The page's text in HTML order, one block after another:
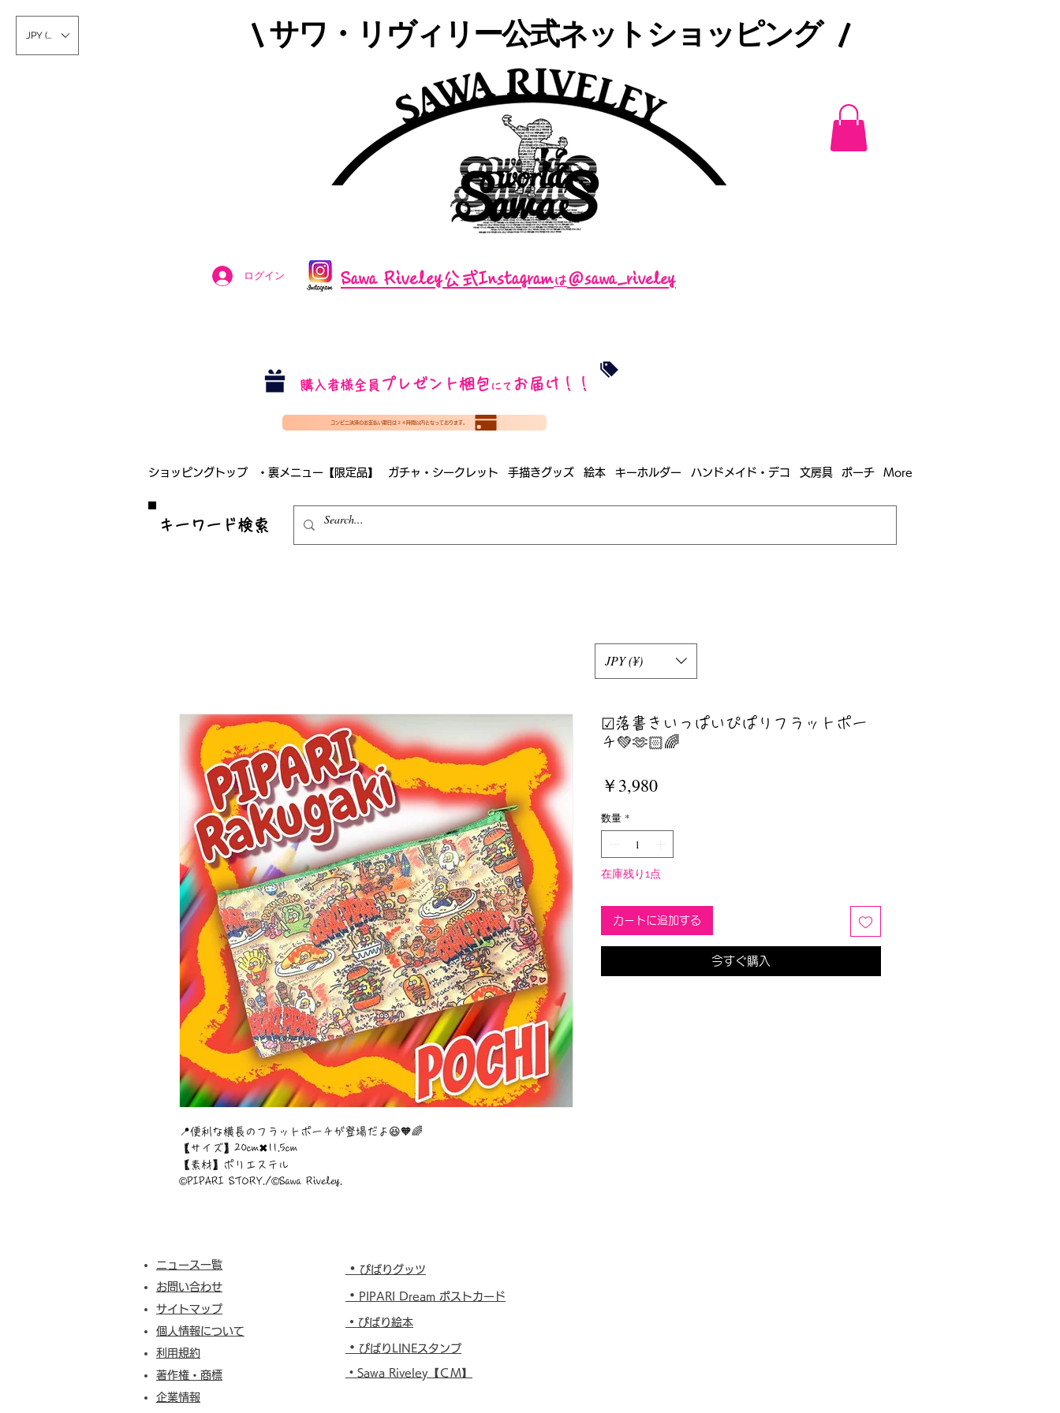
JPY (¥) \ サワ・リヴィリー公式ネットショッピング /​
Sawa Riveley公式Instagramは＠sawa_riveley
ログイン
購入者様全員 プレゼント梱包 にて お届け！！
コンビニ決済のお支払い期日は２４時間以内となっております。
ショッピングトップ ・裏メニュー【限定品】 ガチャ・シークレット 手描きグッズ 絵本 キーホルダー ハンドメイド・デコ 文房具 ポーチ More
​キーワード検索
📍便利な横長のフラットポーチが登場だよ😆🧡🌈
【サイズ】20cm✖︎11.5cm
【素材】ポリエステル
©︎PIPARI STORY./©︎Sawa Riveley.
☑︎落書きいっぱいぴぱりフラットポー
チ💚🫶🏻🌈
￥3,980価
数量 *
在庫残り1点
カートに追加する
今すぐ購入
JPY (¥)
ニュース一覧
お問い合わせ
サイトマップ
個人情報について
利用規約
著作権・商標
企業情報
・ ぴぱりグッツ
・ PIPARI Dream ポストカード
・ ぴぱり絵本
・ ぴぱりLINEスタンプ
​・ Sawa Riveley【ＣＭ】